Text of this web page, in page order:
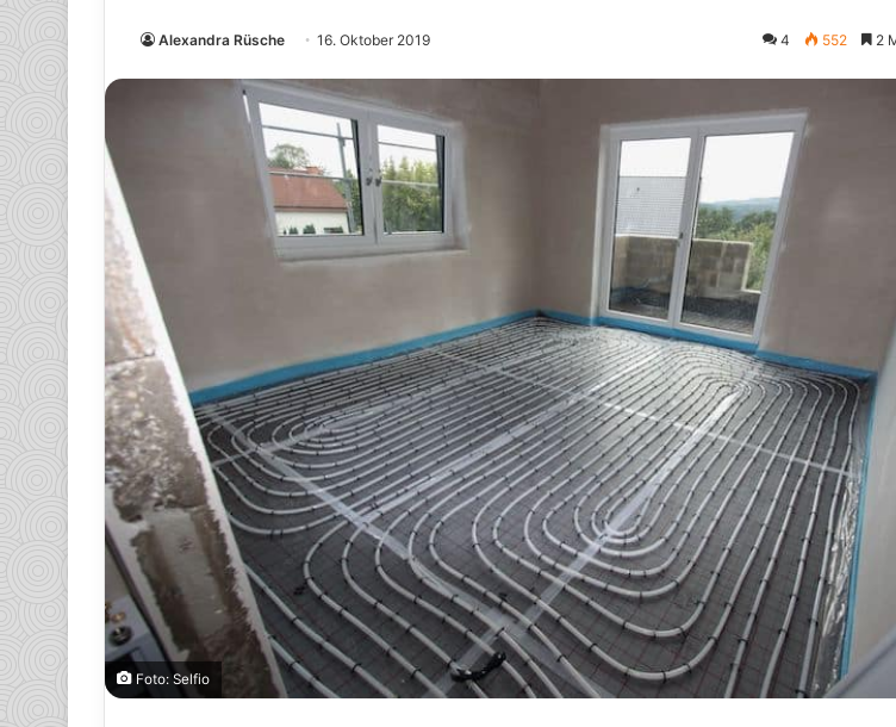
Alexandra Rüsche 16. Oktober 2019 4 552 2
Foto: Selfio